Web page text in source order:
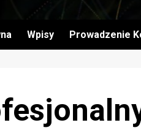
Wpisy Prowadzenie